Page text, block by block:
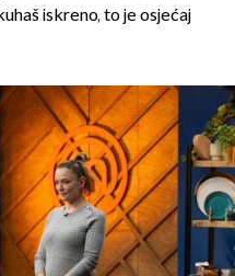
iskreno, to je osjećaj